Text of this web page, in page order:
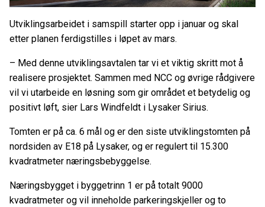
Utviklingsarbeidet i samspill starter opp i januar og skal
etter planen ferdigstilles i løpet av mars.
– Med denne utviklingsavtalen tar vi et viktig skritt mot å
realisere prosjektet. Sammen med NCC og øvrige rådgivere
vil vi utarbeide en løsning som gir området et betydelig og
positivt løft, sier Lars Windfeldt i Lysaker Sirius.
Tomten er på ca. 6 mål og er den siste utviklingstomten på
nordsiden av E18 på Lysaker, og er regulert til 15.300
kvadratmeter næringsbebyggelse.
Næringsbygget i byggetrinn 1 er på totalt 9000
kvadratmeter og vil inneholde parkeringskjeller og to